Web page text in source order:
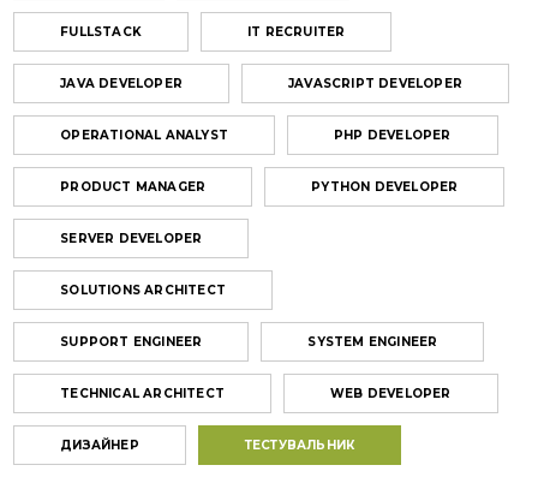
FULLSTACK IT RECRUITER
JAVA DEVELOPER JAVASCRIPT DEVELOPER
OPERATIONAL ANALYST PHP DEVELOPER
PRODUCT MANAGER PYTHON DEVELOPER
SERVER DEVELOPER
SOLUTIONS ARCHITECT
SUPPORT ENGINEER SYSTEM ENGINEER
TECHNICAL ARCHITECT WEB DEVELOPER
ДИЗАЙНЕР ТЕСТУВАЛЬНИК